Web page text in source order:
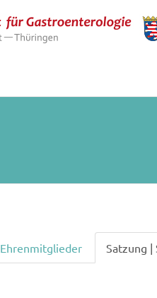
Ehrenmitglieder Satzung |